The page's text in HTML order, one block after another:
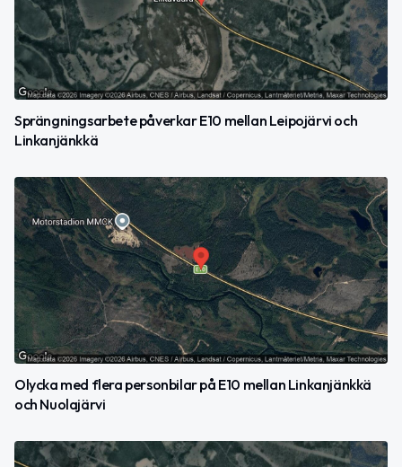
Sprängningsarbete påverkar E10 mellan Leipojärvi och
Linkanjänkkä
Olycka med flera personbilar på E10 mellan Linkanjänkkä
och Nuolajärvi